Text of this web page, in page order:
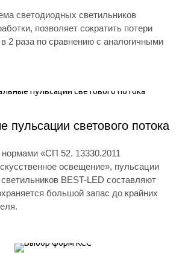
светодиодных светильников
позволяет сократить потери
в 2 раза по сравнению с аналогичными
пульсации светового потока
нормами «СП 52. 13330.2011
освещение», пульсации
светильников BEST-LED составляют
большой запас до крайних